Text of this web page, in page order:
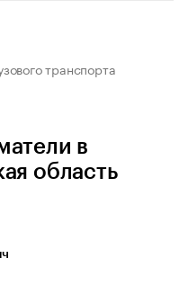
транспорта
в
область